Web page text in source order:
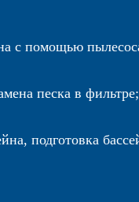
с помощью
песка в фильтре;
подготовка